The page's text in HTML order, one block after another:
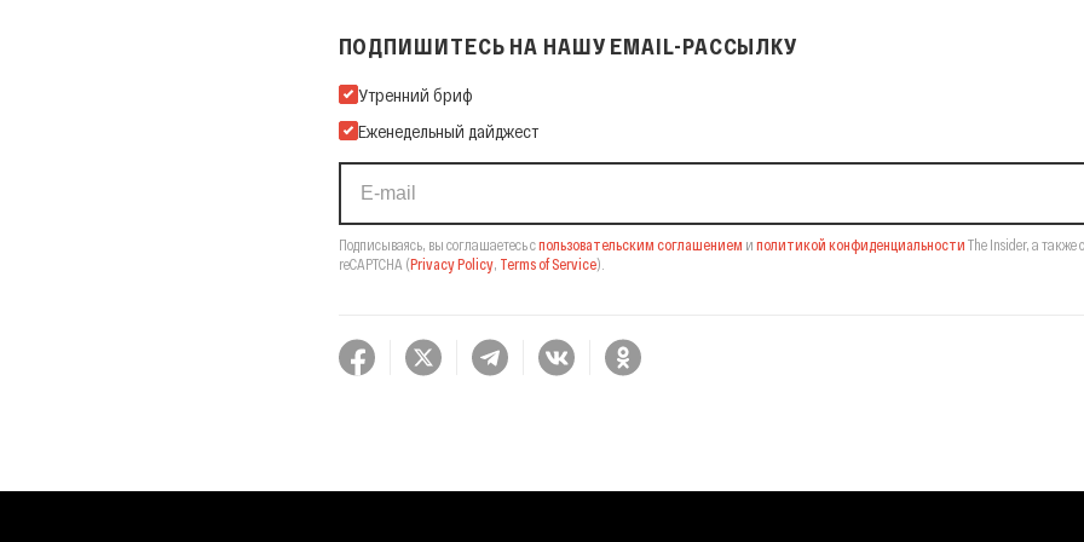
ПОДПИШИТЕСЬ НА НАШУ EMAIL-РАССЫЛКУ
Подпишитесь на нашу Email-рассылку
Утренний бриф
Еженедельный дайджест
Подписываясь, вы соглашаетесь спользовательским соглашением и политикой конфиденциальности The Insider, а также
reCAPTCHA (Privacy Policy, Terms of Service).